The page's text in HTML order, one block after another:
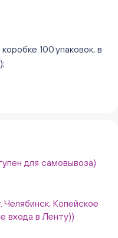
Слон, г. Миасс)
ул. Сталеваров
100 упаковок, в
для самовывоза)
Челябинск, Копейское
входа в Ленту))